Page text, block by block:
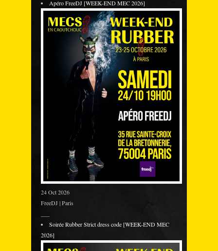
Apéro FreeDJ [WEEK-END MEC 2026]
24 Oct 2026
FreeDJ | Paris
Soirée Rubber Strict dress code [WEEK-END MEC
2026]